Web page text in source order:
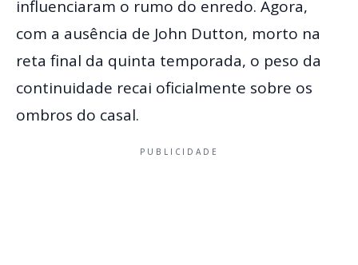
influenciaram o rumo do enredo. Agora,
com a ausência de John Dutton, morto na
reta final da quinta temporada, o peso da
continuidade recai oficialmente sobre os
ombros do casal.
PUBLICIDADE